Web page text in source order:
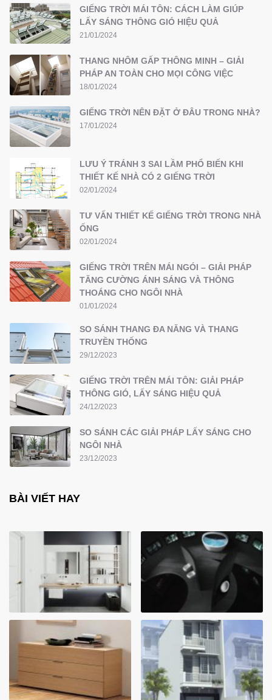
GIẾNG TRỜI MÁI TÔN: CÁCH LÀM GIÚP
LẤY SÁNG THÔNG GIÓ HIỆU QUẢ
21/01/2024
THANG NHÔM GẤP THÔNG MINH – GIẢI
PHÁP AN TOÀN CHO MỌI CÔNG VIỆC
18/01/2024
GIẾNG TRỜI NÊN ĐẶT Ở ĐÂU TRONG NHÀ?
17/01/2024
LƯU Ý TRÁNH 3 SAI LẦM PHỔ BIẾN KHI
THIẾT KẾ NHÀ CÓ 2 GIẾNG TRỜI
02/01/2024
TƯ VẤN THIẾT KẾ GIẾNG TRỜI TRONG NHÀ
ỐNG
02/01/2024
GIẾNG TRỜI TRÊN MÁI NGÓI – GIẢI PHÁP
TĂNG CƯỜNG ÁNH SÁNG VÀ THÔNG
THOÁNG CHO NGÔI NHÀ
01/01/2024
SO SÁNH THANG ĐA NĂNG VÀ THANG
TRUYỀN THỐNG
29/12/2023
GIẾNG TRỜI TRÊN MÁI TÔN: GIẢI PHÁP
THÔNG GIÓ, LẤY SÁNG HIỆU QUẢ
24/12/2023
SO SÁNH CÁC GIẢI PHÁP LẤY SÁNG CHO
NGÔI NHÀ
23/12/2023
BÀI VIẾT HAY